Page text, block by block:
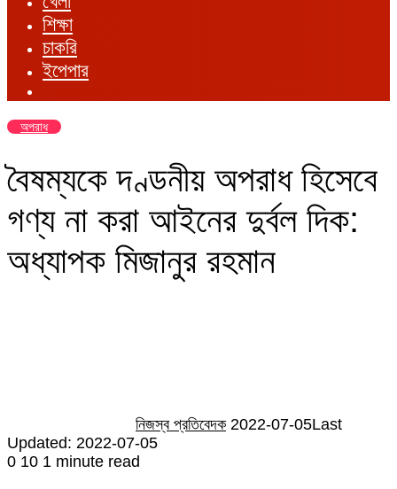
শিক্ষা
চাকরি
ইপেপার
অপরাধ
বৈষম্যকে দণ্ডনীয় অপরাধ হিসেবে
গণ্য না করা আইনের দুর্বল দিক:
অধ্যাপক মিজানুর রহমান
নিজস্ব প্রতিবেদক 2022-07-05Last
Updated: 2022-07-05
0 10 1 minute read